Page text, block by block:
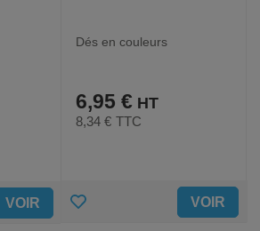
VOIR
Dés en couleurs
6,95 €
8,34 € TTC
AJOUTER VOIR